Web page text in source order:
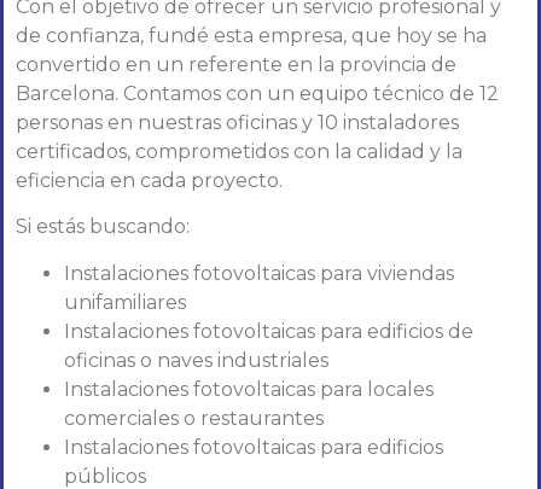
Con el objetivo de ofrecer un servicio profesional y
de confianza, fundé esta empresa, que hoy se ha
convertido en un referente en la provincia de
Barcelona. Contamos con un equipo técnico de 12
personas en nuestras oficinas y 10 instaladores
certificados, comprometidos con la calidad y la
eficiencia en cada proyecto.
Si estás buscando:
Instalaciones fotovoltaicas para viviendas
unifamiliares
Instalaciones fotovoltaicas para edificios de
oficinas o naves industriales
Instalaciones fotovoltaicas para locales
comerciales o restaurantes
Instalaciones fotovoltaicas para edificios
públicos